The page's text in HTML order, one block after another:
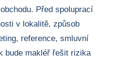
Před spoluprací
v lokalitě, způsob
reference, smluvní
bude makléř řešit rizika